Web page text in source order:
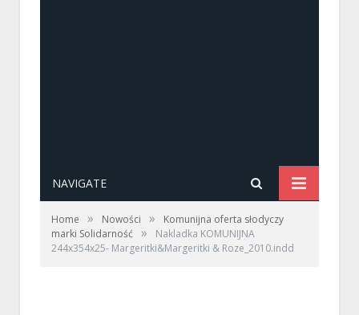
NAVIGATE
Home » Nowości »
Komunijna oferta słodyczy
marki Solidarność »
Nakladka KOMUNIJNA
244x354x25- Margeritki&Margeritki & Roze_2010.indd